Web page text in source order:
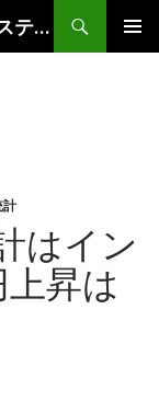
グローバルマクロ・リサーチ・インスティテュート
計
はイン
昇は